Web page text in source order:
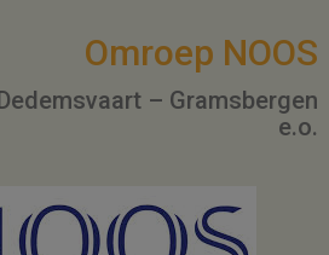
Omroep NOOS
– Gramsbergen
e.o.